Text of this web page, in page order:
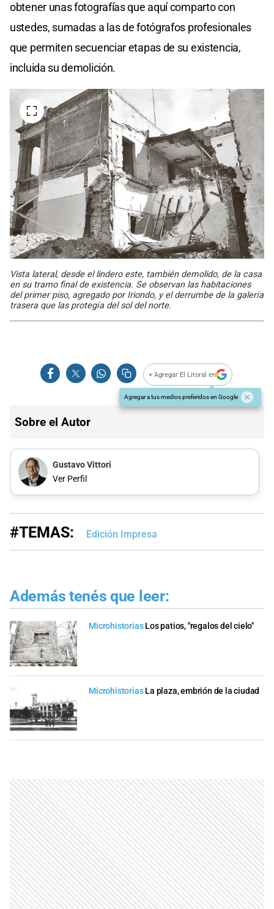
obtener unas fotografías que aquí comparto con
ustedes, sumadas a las de fotógrafos profesionales
que permiten secuenciar etapas de su existencia,
incluida su demolición.
Vista lateral, desde el lindero este, también demolido, de la casa
en su tramo final de existencia. Se observan las habitaciones
del primer piso, agregado por Iriondo, y el derrumbe de la galería
trasera que las protegía del sol del norte.
+ Agregar El Litoral en
Agregar a tus medios preferidos en Google
Sobre el Autor
Gustavo Vittori
Ver Perfil
#TEMAS: Edición Impresa
Además tenés que leer:
Microhistorias Los patios, "regalos del cielo"
Microhistorias La plaza, embrión de la ciudad